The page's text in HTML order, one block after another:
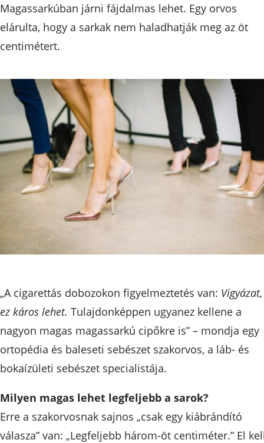
Magassarkúban járni fájdalmas lehet. Egy orvos
elárulta, hogy a sarkak nem haladhatják meg az öt
centimétert.
„A cigarettás dobozokon figyelmeztetés van: Vigyázat,
ez káros lehet. Tulajdonképpen ugyanez kellene a
nagyon magas magassarkú cipőkre is” – mondja egy
ortopédia és baleseti sebészet szakorvos, a láb- és
bokaízületi sebészet specialistája.
Milyen magas lehet legfeljebb a sarok?
Erre a szakorvosnak sajnos „csak egy kiábrándító
válasza” van: „Legfeljebb három-öt centiméter.” El